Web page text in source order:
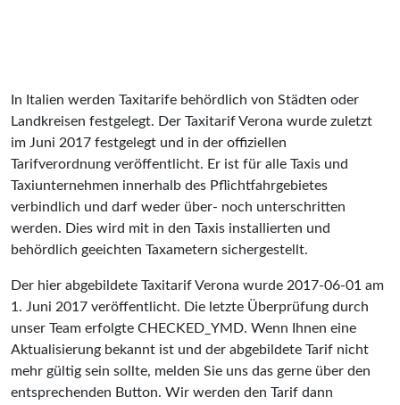
In Italien werden Taxitarife behördlich von Städten oder
Landkreisen festgelegt. Der Taxitarif Verona wurde zuletzt
im Juni 2017 festgelegt und in der offiziellen
Tarifverordnung veröffentlicht. Er ist für alle Taxis und
Taxiunternehmen innerhalb des Pflichtfahrgebietes
verbindlich und darf weder über- noch unterschritten
werden. Dies wird mit in den Taxis installierten und
behördlich geeichten Taxametern sichergestellt.
Der hier abgebildete Taxitarif Verona wurde 2017-06-01 am
1. Juni 2017 veröffentlicht. Die letzte Überprüfung durch
unser Team erfolgte CHECKED_YMD. Wenn Ihnen eine
Aktualisierung bekannt ist und der abgebildete Tarif nicht
mehr gültig sein sollte, melden Sie uns das gerne über den
entsprechenden Button. Wir werden den Tarif dann